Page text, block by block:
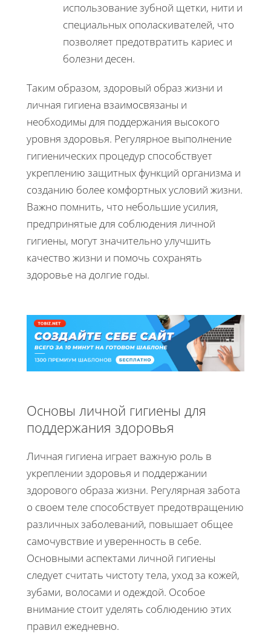
использование зубной щетки, нити и
специальных ополаскивателей, что
позволяет предотвратить кариес и
болезни десен.
Таким образом, здоровый образ жизни и
личная гигиена взаимосвязаны и
необходимы для поддержания высокого
уровня здоровья. Регулярное выполнение
гигиенических процедур способствует
укреплению защитных функций организма и
созданию более комфортных условий жизни.
Важно помнить, что небольшие усилия,
предпринятые для соблюдения личной
гигиены, могут значительно улучшить
качество жизни и помочь сохранять
здоровье на долгие годы.
Основы личной гигиены для
поддержания здоровья
Личная гигиена играет важную роль в
укреплении здоровья и поддержании
здорового образа жизни. Регулярная забота
о своем теле способствует предотвращению
различных заболеваний, повышает общее
самочувствие и уверенность в себе.
Основными аспектами личной гигиены
следует считать чистоту тела, уход за кожей,
зубами, волосами и одеждой. Особое
внимание стоит уделять соблюдению этих
правил ежедневно.